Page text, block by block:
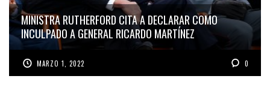
MINISTRA RUTHERFORD CITA A DECLARAR COMO
INCULPADO A GENERAL RICARDO MARTÍNEZ
MARZO 1, 2022 0